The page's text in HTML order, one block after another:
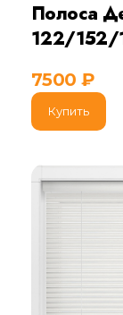
Полоса
122/152/
7500 ₽
Купить